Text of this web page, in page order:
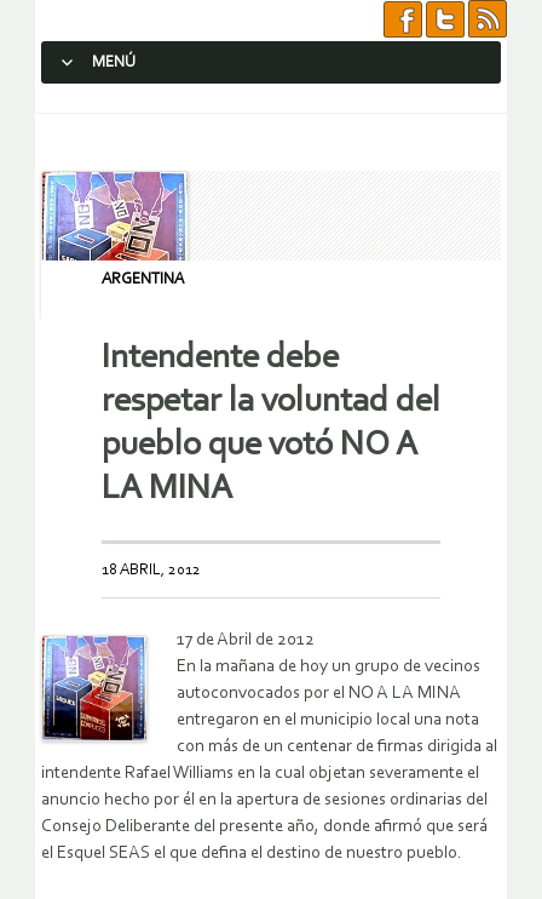
MENÚ
ARGENTINA
Intendente debe
respetar la voluntad del
pueblo que votó NO A
LA MINA
18 ABRIL, 2012
17 de Abril de 2012
En la mañana de hoy un grupo de vecinos
autoconvocados por el NO A LA MINA
entregaron en el municipio local una nota
con más de un centenar de firmas dirigida al
intendente Rafael Williams en la cual objetan severamente el
anuncio hecho por él en la apertura de sesiones ordinarias del
Consejo Deliberante del presente año, donde afirmó que será
el Esquel SEAS el que defina el destino de nuestro pueblo.